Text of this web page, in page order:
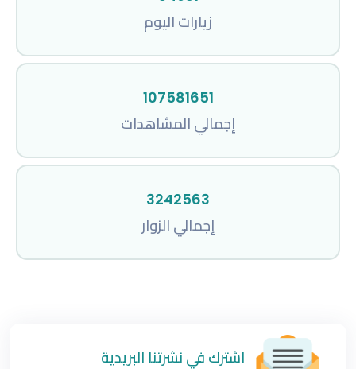
زيارات اليوم
107581651
إجمالي المشاهدات
3242563
إجمالي الزوار
اشترك في نشرتنا البريدية